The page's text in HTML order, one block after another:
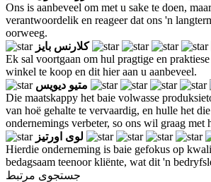
Ons is aanbeveel om met u sake te doen,
verantwoordelik en reageer dat ons 'n
oorweeg.
کلارنس بایز
Ek sal voortgaan om hul pragtige en
winkel te koop en dit hier aan u aanbeveel.
متیو دیویس
Die maatskappy het baie volwasse
van hoë gehalte te vervaardig, en hulle het
ondernemings verbeter, so ons wil graag met
لوی اورتیز
Hierdie onderneming is baie gefokus op
bedagsaam teenoor kliënte, wat dit 'n
جستجوی مرتبط